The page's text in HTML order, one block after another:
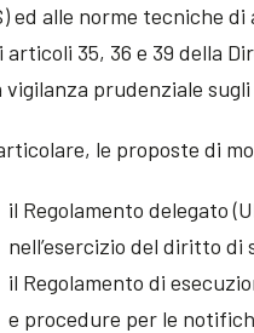
ed alle norme tecniche
articoli 35, 36 e 39 della
vigilanza prudenziale
le proposte di
il Regolamento delegato
nell’esercizio del diritto
il Regolamento di
e procedure per le